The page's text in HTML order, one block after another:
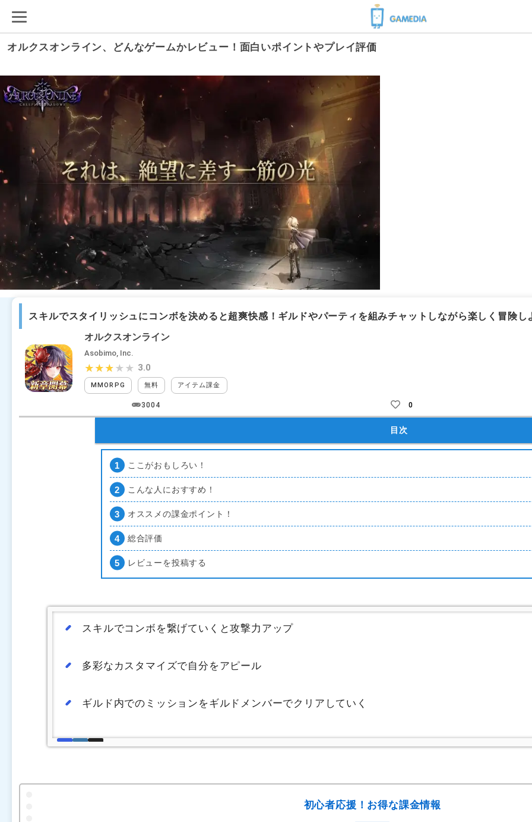
オルクスオンライン、どんなゲームかレビュー！面白いポイントやプレイ評価
スキルでスタイリッシュにコンボを決めると超爽快感！ギルドやパーティを組みチャットしながら楽しく冒険し
オルクスオンライン
Asobimo, Inc.
MMORPG 無料 アイテム課金
★★★★★
★★★★★ 3.0
3004 0
目次
ここがおもしろい！
こんな人におすすめ！
オススメの課金ポイント！
総合評価
レビューを投稿する
スキルでコンボを繋げていくと攻撃力アップ
多彩なカスタマイズで自分をアピール
ギルド内でのミッションをギルドメンバーでクリアしていく
初心者応援！お得な課金情報